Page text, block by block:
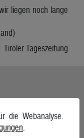
liegen noch lange
Tiroler Tageszeitung
die Webanalyse.